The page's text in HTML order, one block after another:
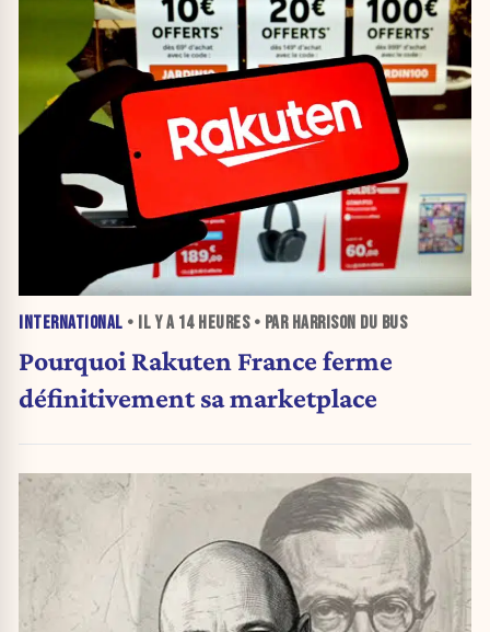
INTERNATIONAL • IL Y A 14 HEURES• PAR HARRISON DU BUS
Pourquoi Rakuten France ferme
définitivement sa marketplace